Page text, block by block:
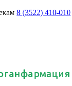
8 (3522) 410-010